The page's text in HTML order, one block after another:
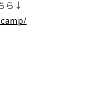
ら↓